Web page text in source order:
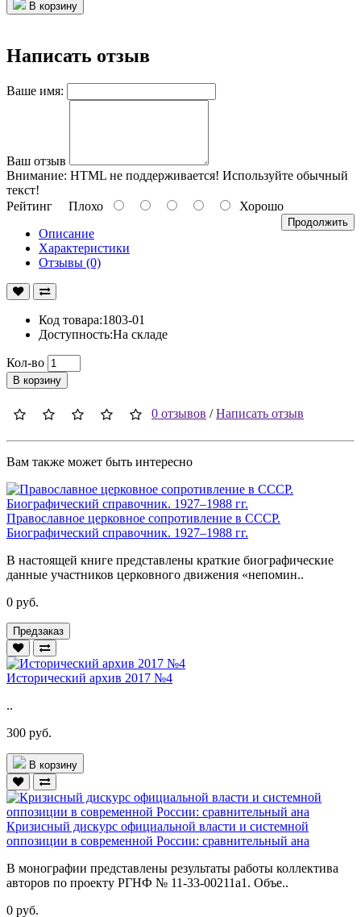
В корзину
Написать отзыв
Ваше имя:
Ваш отзыв
Внимание: HTML не поддерживается! Используйте обычный
текст!
Рейтинг Плохо Хорошо
Продолжить
Описание
Характеристики
Отзывы (0)
Код товара:1803-01
Доступность:На складе
Кол-во
В корзину
0 отзывов /Написать отзыв
Вам также может быть интересно
Православное церковное сопротивление в СССР.
Биографический справочник. 1927–1988 гг.
В настоящей книге представлены краткие биографические
данные участников церковного движения «непомин..
0 руб.
Предзаказ
Исторический архив 2017 №4
..
300 руб.
В корзину
Кризисный дискурс официальной власти и системной
оппозиции в современной России: сравнительный ана
В монографии представлены результаты работы коллектива
авторов по проекту РГНФ № 11-33-00211а1. Объе..
0 руб.